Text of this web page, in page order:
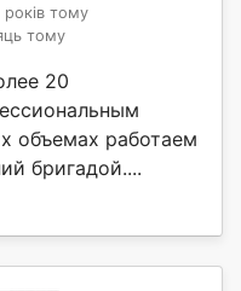
тому
тому
20
объемах работаем
бригадой....